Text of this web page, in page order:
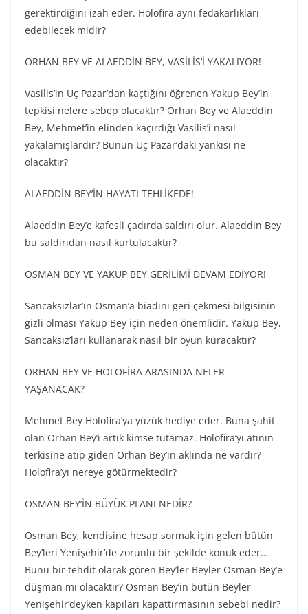
gerektirdiğini izah eder. Holofira aynı fedakarlıkları
edebilecek midir?
ORHAN BEY VE ALAEDDİN BEY, VASİLİS’İ YAKALIYOR!
Vasilis’in Uç Pazar’dan kaçtığını öğrenen Yakup Bey’in
tepkisi nelere sebep olacaktır? Orhan Bey ve Alaeddin
Bey, Mehmet’in elinden kaçırdığı Vasilis’i nasıl
yakalamışlardır? Bunun Uç Pazar’daki yankısı ne
olacaktır?
ALAEDDİN BEY’İN HAYATI TEHLİKEDE!
Alaeddin Bey’e kafesli çadırda saldırı olur. Alaeddin Bey
bu saldırıdan nasıl kurtulacaktır?
OSMAN BEY VE YAKUP BEY GERİLİMİ DEVAM EDİYOR!
Sancaksızlar’ın Osman’a biadını geri çekmesi bilgisinin
gizli olması Yakup Bey için neden önemlidir. Yakup Bey,
Sancaksız’ları kullanarak nasıl bir oyun kuracaktır?
ORHAN BEY VE HOLOFİRA ARASINDA NELER
YAŞANACAK?
Mehmet Bey Holofira’ya yüzük hediye eder. Buna şahit
olan Orhan Bey’i artık kimse tutamaz. Holofira’yı atının
terkisine atıp giden Orhan Bey’in aklında ne vardır?
Holofira’yı nereye götürmektedir?
OSMAN BEY’İN BÜYÜK PLANI NEDİR?
Osman Bey, kendisine hesap sormak için gelen bütün
Bey’leri Yenişehir’de zorunlu bir şekilde konuk eder…
Bunu bir tehdit olarak gören Bey’ler Beyler Osman Bey’e
düşman mı olacaktır? Osman Bey’in bütün Beyler
Yenişehir’deyken kapıları kapattırmasının sebebi nedir?